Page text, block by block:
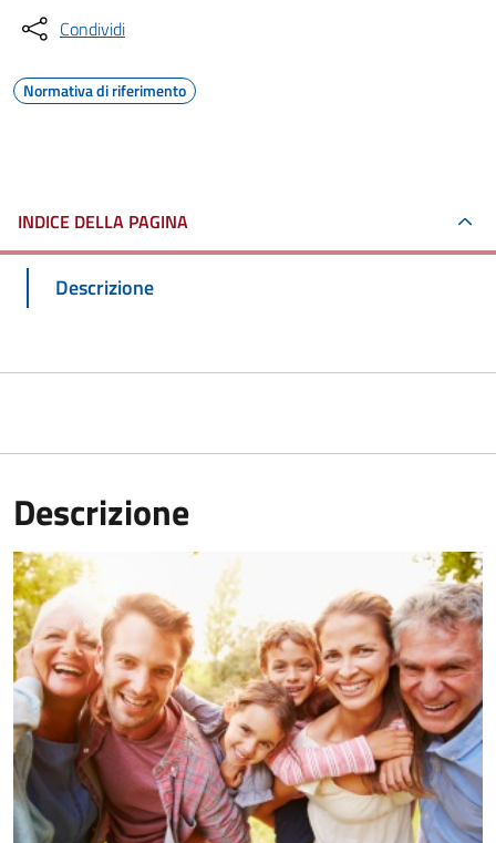
Condividi
Normativa di riferimento
INDICE DELLA PAGINA
Descrizione
Descrizione